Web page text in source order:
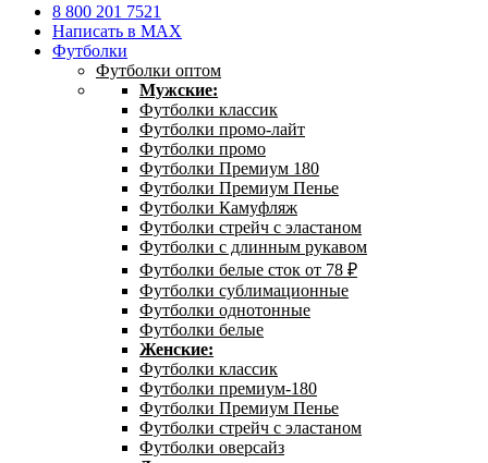
8 800 201 7521
Написать в MAX
Футболки
Футболки оптом
Мужские:
Футболки классик
Футболки промо-лайт
Футболки промо
Футболки Премиум 180
Футболки Премиум Пенье
Футболки Камуфляж
Футболки стрейч с эластаном
Футболки с длинным рукавом
Футболки белые сток от 78 ₽
Футболки сублимационные
Футболки однотонные
Футболки белые
Женские:
Футболки классик
Футболки премиум-180
Футболки Премиум Пенье
Футболки стрейч с эластаном
Футболки оверсайз